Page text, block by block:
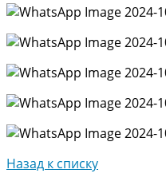
Назад к списку